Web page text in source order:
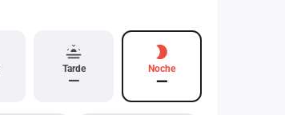
Tarde
—
Noche
—